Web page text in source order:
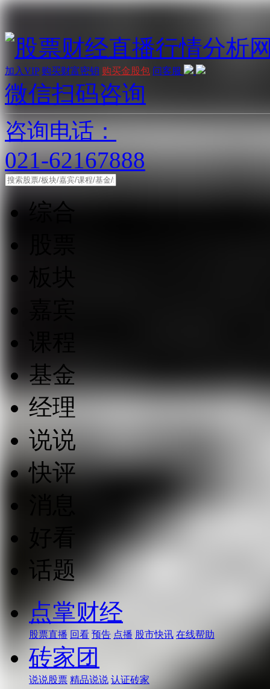
加入VIP 购买财富密钥 购买金股包 问客服
微信扫码咨询
咨询电话：
021-62167888
综合
基金
经理
说说
快评
好看
话题
点掌财经
股票直播 回看 预告 点播 股市快讯 在线帮助
砖家团
说说股票 精品说说 认证砖家